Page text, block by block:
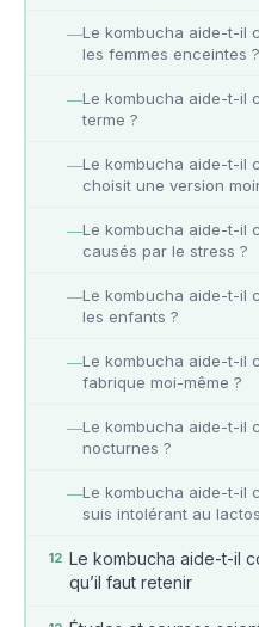
—Le kombucha aide-t-il
les femmes enceintes ?
—Le kombucha aide-t-il
terme ?
—Le kombucha aide-t-il
choisit une version
—Le kombucha aide-t-il
causés par le stress ?
—Le kombucha aide-t-il
les enfants ?
—Le kombucha aide-t-il
fabrique moi-même ?
—Le kombucha aide-t-il
nocturnes ?
—Le kombucha aide-t-il
suis intolérant au
12 Le kombucha aide-t-il
qu’il faut retenir